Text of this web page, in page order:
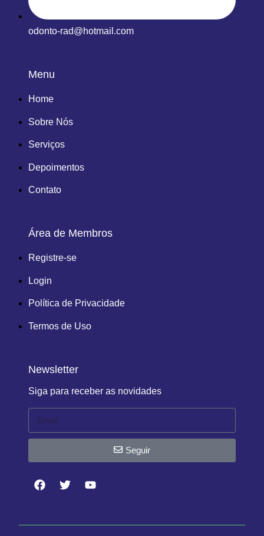
odonto-rad@hotmail.com
Menu
Home
Sobre Nós
Serviços
Depoimentos
Contato
Área de Membros
Registre-se
Login
Política de Privacidade
Termos de Uso
Newsletter
Siga para receber as novidades
Seguir